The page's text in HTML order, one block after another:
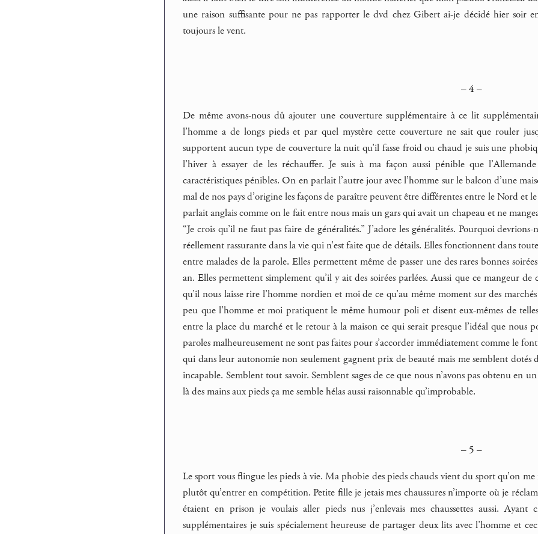
une raison suffisante pour ne pas rapporter le dvd chez Gibert ai-je décidé hier soir
toujours le vent.
– 4 –
De même avons-nous dû ajouter une couverture supplémentaire à ce lit
l’homme a de longs pieds et par quel mystère cette couverture ne sait que rouler
supportent aucun type de couverture la nuit qu’il fasse froid ou chaud je suis une
l’hiver à essayer de les réchauffer. Je suis à ma façon aussi pénible que
caractéristiques pénibles. On en parlait l’autre jour avec l’homme sur le balcon d’une
mal de nos pays d’origine les façons de paraître peuvent être différentes entre le Nord et
parlait anglais comme on le fait entre nous mais un gars qui avait un chapeau et ne
“Je crois qu’il ne faut pas faire de généralités.” J’adore les généralités. Pourquoi
réellement rassurante dans la vie qui n’est faite que de détails. Elles fonctionnent dans
entre malades de la parole. Elles permettent même de passer une des rares bonnes
an. Elles permettent simplement qu’il y ait des soirées parlées. Aussi que ce mangeur
qu’il nous laisse rire l’homme nordien et moi de ce qu’au même moment sur des
peu que l’homme et moi pratiquent le même humour poli et disent eux-mêmes de
entre la place du marché et le retour à la maison ce qui serait presque l’idéal que nous
paroles malheureusement ne sont pas faites pour s’accorder immédiatement comme le
qui dans leur autonomie non seulement gagnent prix de beauté mais me semblent dotés
incapable. Semblent tout savoir. Semblent sages de ce que nous n’avons pas obtenu
là des mains aux pieds ça me semble hélas aussi raisonnable qu’improbable.
– 5 –
Le sport vous flingue les pieds à vie. Ma phobie des pieds chauds vient du sport qu’on
plutôt qu’entrer en compétition. Petite fille je jetais mes chaussures n’importe où je
étaient en prison je voulais aller pieds nus j’enlevais mes chaussettes aussi.
supplémentaires je suis spécialement heureuse de partager deux lits avec l’homme et